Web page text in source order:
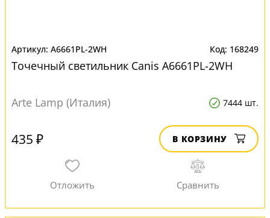
A6661PL-2WH 168249
Точечный светильник Canis A6661PL-2WH
Arte Lamp (Италия) 7444 шт.
435 ₽ В КОРЗИНУ